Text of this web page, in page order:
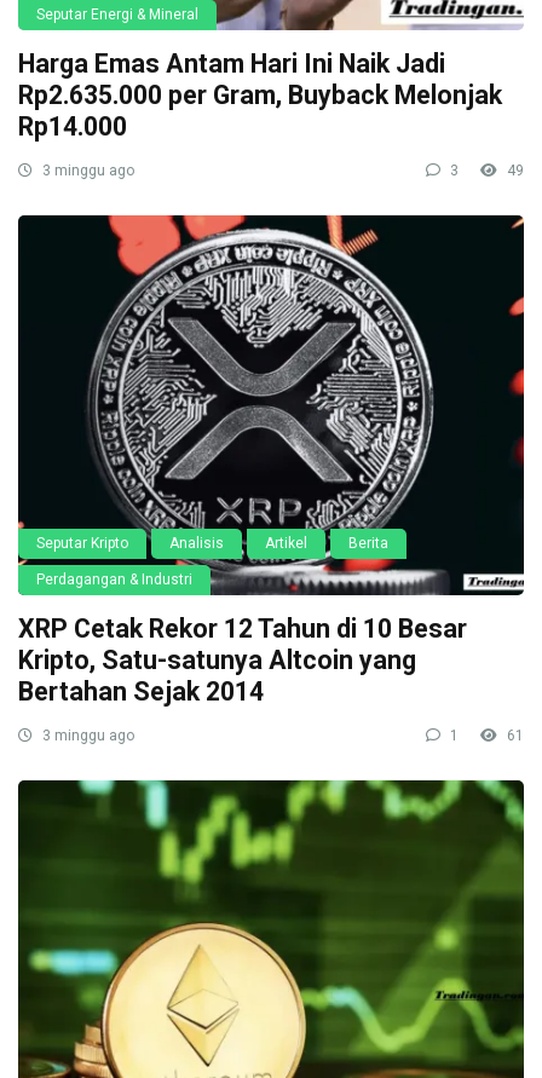
Seputar Energi & Mineral
Harga Emas Antam Hari Ini Naik Jadi
Rp2.635.000 per Gram, Buyback Melonjak
Rp14.000
3 minggu ago 3 49
Seputar Kripto Analisis Artikel Berita
Perdagangan & Industri
XRP Cetak Rekor 12 Tahun di 10 Besar
Kripto, Satu-satunya Altcoin yang
Bertahan Sejak 2014
3 minggu ago 1 61